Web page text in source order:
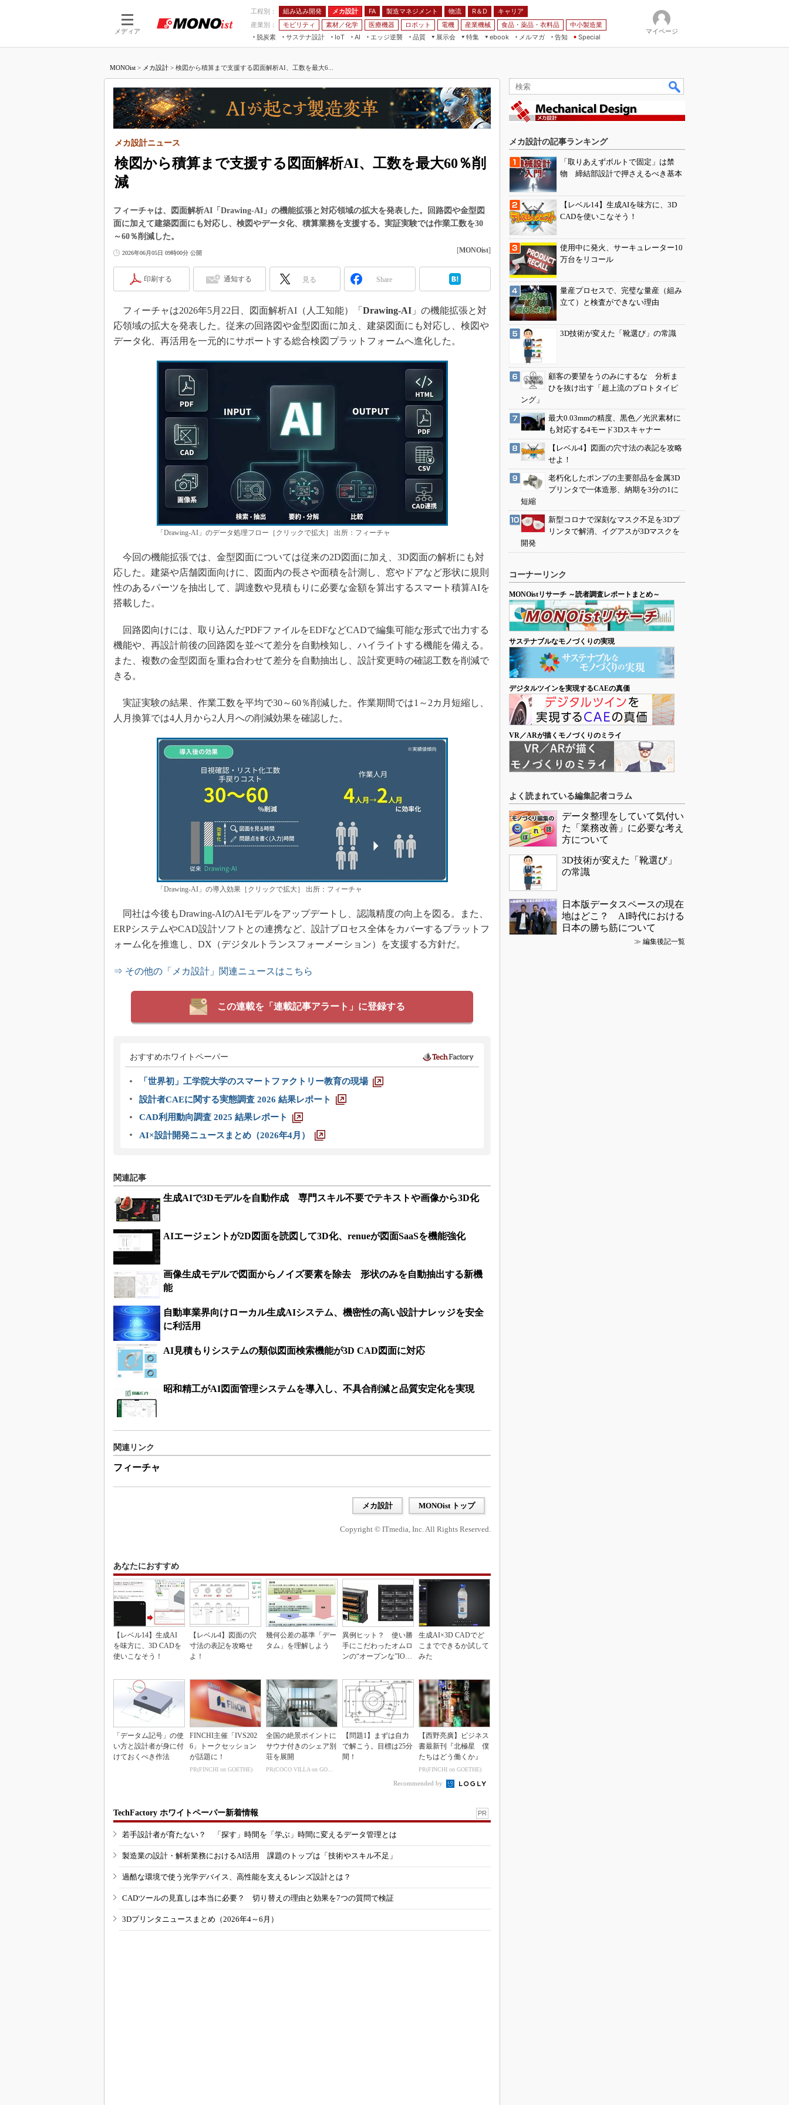
メディア
工程別： 組み込み開発 メカ設計 FA 製造マネジメント 物流 R＆D
キャリア
産業別：
モビリティ 素材／化学 医療機器 ロボット 電機 産業機械 食品・薬品・衣料品
中小製造業
脱炭素
サステナ設計
IoT
つながる工場
つながるサービス
AI
AI×設備保全
Physical AI
エッジ逆襲 品質
展示会
JIMTOF
組込み/エッジ コンピューティング
展＆IoT/5Gソリューション展
IIFES
国際ロボット展
TECHNO-FRONTIER
EdgeTech+
産業オープンネット展
特集
5G
VR／AR
フィールドサービス
組み込み画像技術
車載ソフト開発
3Dプリンタ
デジタルツインとCAE
インダストリー4.0
イノベーション
知財マネジメント
制御セキュリティ
新型コロナへの対応
ebook
製造マネジメント
FA
モビリティ
メルマガ
告知 Special
マイページ
MONOist > メカ設計 > 検図から積算まで支援する図面解析AI、工数を最大6...
検図から積算まで支援する図面解析AI、工数を最大60％削
減
メカ設計ニュース
フィーチャは、図面解析AI「Drawing-AI」の機能拡張と対応領域の拡大を発表した。回路図や金型図
面に加えて建築図面にも対応し、検図やデータ化、積算業務を支援する。実証実験では作業工数を30
～60％削減した。
2026年06月05日 09時00分 公開 [MONOist]
印刷する 通知する 見る Share
フィーチャは2026年5月22日、図面解析AI（人工知能）「 Drawing-AI 」の機能拡張と対
応領域の拡大を発表した。従来の回路図や金型図面に加え、建築図面にも対応し、検図や
データ化、再活用を一元的にサポートする総合検図プラットフォームへ進化した。
「Drawing-AI」のデータ処理フロー［クリックで拡大］ 出所：フィーチャ
今回の機能拡張では、金型図面については従来の2D図面に加え、3D図面の解析にも対
応した。建築や店舗図面向けに、図面内の長さや面積を計測し、窓やドアなど形状に規則
性のあるパーツを抽出して、調達数や見積もりに必要な金額を算出するスマート積算AIを
搭載した。
回路図向けには、取り込んだPDFファイルをEDFなどCADで編集可能な形式で出力する
機能や、再設計前後の回路図を並べて差分を自動検知し、ハイライトする機能を備える。
また、複数の金型図面を重ね合わせて差分を自動抽出し、設計変更時の確認工数を削減で
きる。
実証実験の結果、作業工数を平均で30～60％削減した。作業期間では1～2カ月短縮し、
人月換算では4人月から2人月への削減効果を確認した。
「Drawing-AI」の導入効果［クリックで拡大］ 出所：フィーチャ
同社は今後もDrawing-AIのAIモデルをアップデートし、認識精度の向上を図る。また、
ERPシステムやCAD設計ソフトとの連携など、設計プロセス全体をカバーするプラットフ
ォーム化を推進し、DX（デジタルトランスフォーメーション）を支援する方針だ。
⇒ その他の「メカ設計」関連ニュースはこちら
この連載を「連載記事アラート」に登録する
おすすめホワイトペーパー
「世界初」工学院大学のスマートファクトリー教育の現場
設計者CAEに関する実態調査 2026 結果レポート
CAD利用動向調査 2025 結果レポート
AI×設計開発ニュースまとめ（2026年4月）
関連記事
生成AIで3Dモデルを自動作成 専門スキル不要でテキストや画像から3D化
AIエージェントが2D図面を読図して3D化、renueが図面SaaSを機能強化
画像生成モデルで図面からノイズ要素を除去 形状のみを自動抽出する新機
能
自動車業界向けローカル生成AIシステム、機密性の高い設計ナレッジを安全
に利活用
AI見積もりシステムの類似図面検索機能が3D CAD図面に対応
昭和精工がAI図面管理システムを導入し、不具合削減と品質安定化を実現
関連リンク
フィーチャ
メカ設計 MONOist トップ
Copyright © ITmedia, Inc. All Rights Reserved.
あなたにおすすめ
【レベル14】生成AI
を味方に、3D CADを
使いこなそう！
【レベル4】図面の穴
寸法の表記を攻略せ
よ！
幾何公差の基準「デー
タム」を理解しよう
異例ヒット？ 使い勝
手にこだわったオムロ
ンの“オープンな”IO-L
生成AI×3D CADでど
こまでできるか試して
みた
「データム記号」の使
い方と設計者が身に付
けておくべき作法
FINCHI主催「IVS202
6」トークセッション
が話題に！
PR(FINCHI on GOETHE)
全国の絶景ポイントに
サウナ付きのシェア別
荘を展開
PR(COCO VILLA on GOETHE)
【問題1】まずは自力
で解こう。目標は25分
間！
【西野亮廣】ビジネス
書最新刊『北極星 僕
たちはどう働くか』
PR(FINCHI on GOETHE)
Recommended by
TechFactory ホワイトペーパー新着情報 PR
若手設計者が育たない？ 「探す」時間を「学ぶ」時間に変えるデータ管理とは
製造業の設計・解析業務におけるAI活用 課題のトップは「技術やスキル不足」
過酷な環境で使う光学デバイス、高性能を支えるレンズ設計とは？
CADツールの見直しは本当に必要？ 切り替えの理由と効果を7つの質問で検証
3Dプリンタニュースまとめ（2026年4～6月）
メカ設計の記事ランキング
「取りあえずボルトで固定」は禁
物 締結部設計で押さえるべき基本
【レベル14】生成AIを味方に、3D
CADを使いこなそう！
使用中に発火、サーキュレーター10
万台をリコール
量産プロセスで、完璧な量産（組み
立て）と検査ができない理由
3D技術が変えた「靴選び」の常識
顧客の要望をうのみにするな 分析ま
ひを抜け出す「超上流のプロトタイピ
ング」
最大0.03mmの精度、黒色／光沢素材に
も対応する4モード3Dスキャナー
【レベル4】図面の穴寸法の表記を攻略
せよ！
老朽化したポンプの主要部品を金属3D
プリンタで一体造形、納期を3分の1に
短縮
新型コロナで深刻なマスク不足を3Dプ
リンタで解消、イグアスが3Dマスクを
開発
コーナーリンク
MONOistリサーチ ～読者調査レポートまとめ～
サステナブルなモノづくりの実現
デジタルツインを実現するCAEの真価
VR／ARが描くモノづくりのミライ
よく読まれている編集記者コラム
データ整理をしていて気付い
た「業務改善」に必要な考え
方について
3D技術が変えた「靴選び」
の常識
日本版データスペースの現在
地はどこ？ AI時代における
日本の勝ち筋について
≫ 編集後記一覧